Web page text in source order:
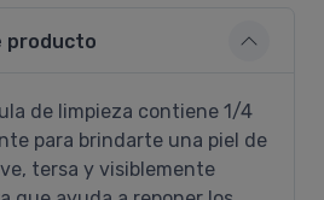
producto
de limpieza contiene 1/4
para brindarte una piel de
tersa y visiblemente